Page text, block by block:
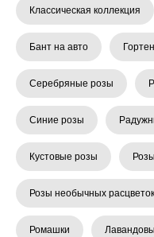
Классическая коллекция
Бант на авто
Серебряные розы
Синие розы
Кустовые розы
Розы необычных расцветок
Ромашки